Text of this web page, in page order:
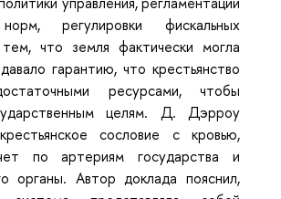
регулировки фискальных
что земля фактически могла
гарантию, что крестьянство
ресурсами, чтобы
целям. Д. Дэрроу
сословие с кровью,
по артериям государства и
органы. Автор доклада пояснил,